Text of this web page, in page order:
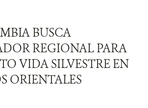
BUSCA
REGIONAL PARA
VIDA SILVESTRE EN
ORIENTALES